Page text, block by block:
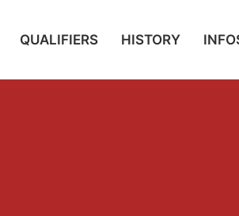
QUALIFIERS HISTORY